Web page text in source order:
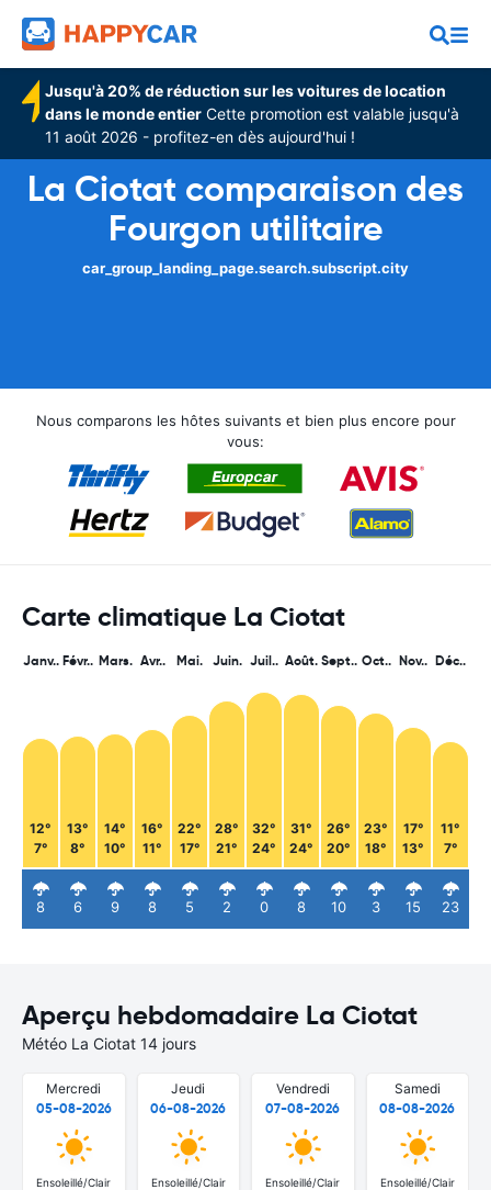
Jusqu'à 20% de réduction sur les voitures de location
dans le monde entier Cette promotion est valable jusqu'à
11 août 2026 - profitez-en dès aujourd'hui !
La Ciotat comparaison des
Fourgon utilitaire
car_group_landing_page.search.subscript.city
Nous comparons les hôtes suivants et bien plus encore pour
vous:
Carte climatique La Ciotat
Janv..
12°
7°
8
Févr..
13°
8°
6
Mars.
14°
10°
9
Avr..
16°
11°
8
Mai.
22°
17°
5
Juin.
28°
21°
2
Juil..
32°
24°
0
Août.
31°
24°
8
Sept..
26°
20°
10
Oct..
23°
18°
3
Nov..
17°
13°
15
Déc..
11°
7°
23
Aperçu hebdomadaire La Ciotat
Météo La Ciotat 14 jours
Mercredi
05-08-2026
Ensoleillé/Clair
Jeudi
06-08-2026
Ensoleillé/Clair
Vendredi
07-08-2026
Ensoleillé/Clair
Samedi
08-08-2026
Ensoleillé/Clair